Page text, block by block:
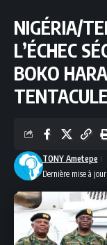
NIGÉRIA/
L’ÉCHEC
BOKO
Dernière mise à
TONY Ametepe